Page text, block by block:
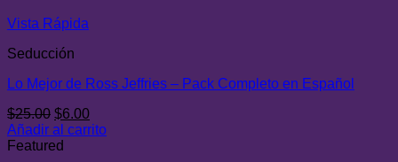
$29.00.
Vista Rápida
Seducción
Lo Mejor de Ross Jeffries – Pack Completo en Español
$25.00 El
precio
original
$6.00El
precio
Añadir al carrito
Featured